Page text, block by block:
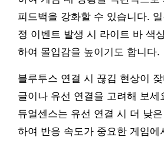
피드백을 강화할 수 있습니다.
정 이벤트 발생 시 라이트 바 색
하여 몰입감을 높이기도 합니다.
블루투스 연결 시 끊김 현상이
글이나 유선 연결을 고려해 보세
듀얼센스는 유선 연결 시 더 낮
하여 반응 속도가 중요한 게임에